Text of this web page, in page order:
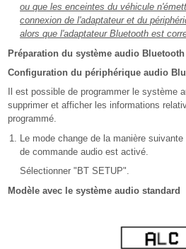
ou que les enceintes du véhicule
connexion de l'adaptateur et du
alors que l'adaptateur Bluetooth est
Préparation du système audio Bluetooth
Configuration du périphérique audio
Il est possible de programmer le système
supprimer et afficher les informations
programmé.
Le mode change de la manière
de commande audio est activé.
Sélectionner "BT SETUP".
Modèle avec le système audio standard